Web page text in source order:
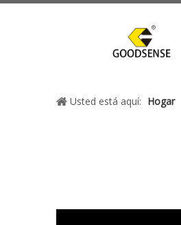
Usted está aquí: Hogar